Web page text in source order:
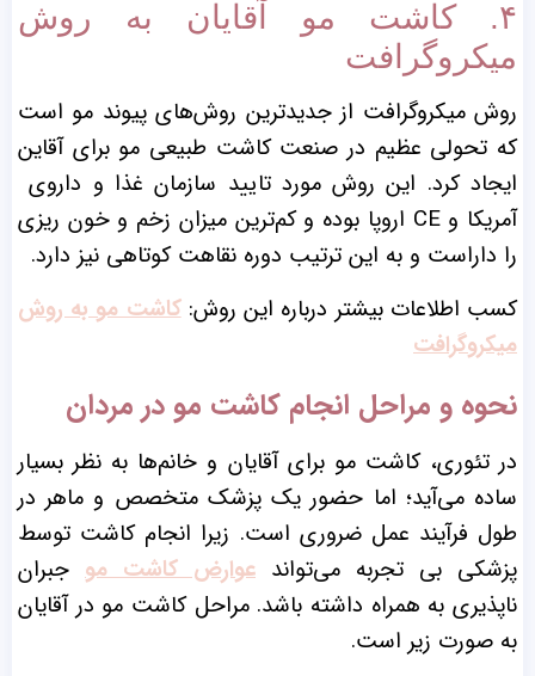
۴. کاشت مو آقایان به روش
میکروگرافت
روش میکروگرافت از جدیدترین روش‌های پیوند مو است
که تحولی عظیم در صنعت کاشت طبیعی مو برای آقاین
ایجاد کرد. این روش مورد تایید سازمان غذا و داروی
آمریکا و CE اروپا بوده و کم‌ترین میزان زخم و خون ‌ریزی
را داراست و به این ترتیب دوره نقاهت کوتاهی نیز دارد.
کسب اطلاعات بیشتر درباره این روش:کاشت مو به روش
میکروگرافت
نحوه و مراحل انجام کاشت مو در مردان
در تئوری، کاشت مو برای آقایان و خانم‌ها به نظر بسیار
ساده می‌آید؛ اما حضور یک پزشک متخصص و ماهر در
طول فرآیند عمل ضروری است. زیرا انجام کاشت توسط
پزشکی بی‌ تجربه می‌تواند عوارض کاشت مو جبران‌
ناپذیری به همراه داشته باشد.مراحل کاشت مو در آقایان
به صورت زیر است.